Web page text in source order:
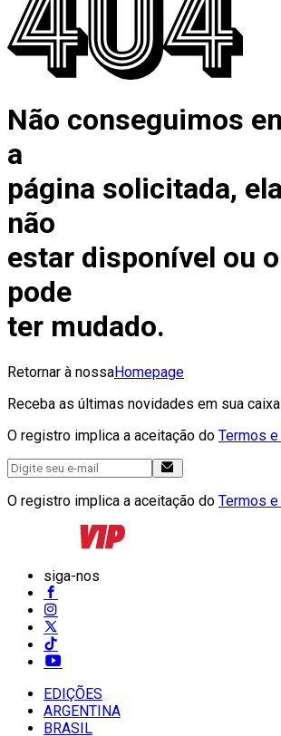
Não conseguimos
a
página solicitada,
não
estar disponível ou
pode
ter mudado.
Retornar à nossaHomepage
Receba as últimas novidades em sua
O registro implica a aceitação do Termos
O registro implica a aceitação do Termos
siga-nos
EDIÇÕES
ARGENTINA
BRASIL